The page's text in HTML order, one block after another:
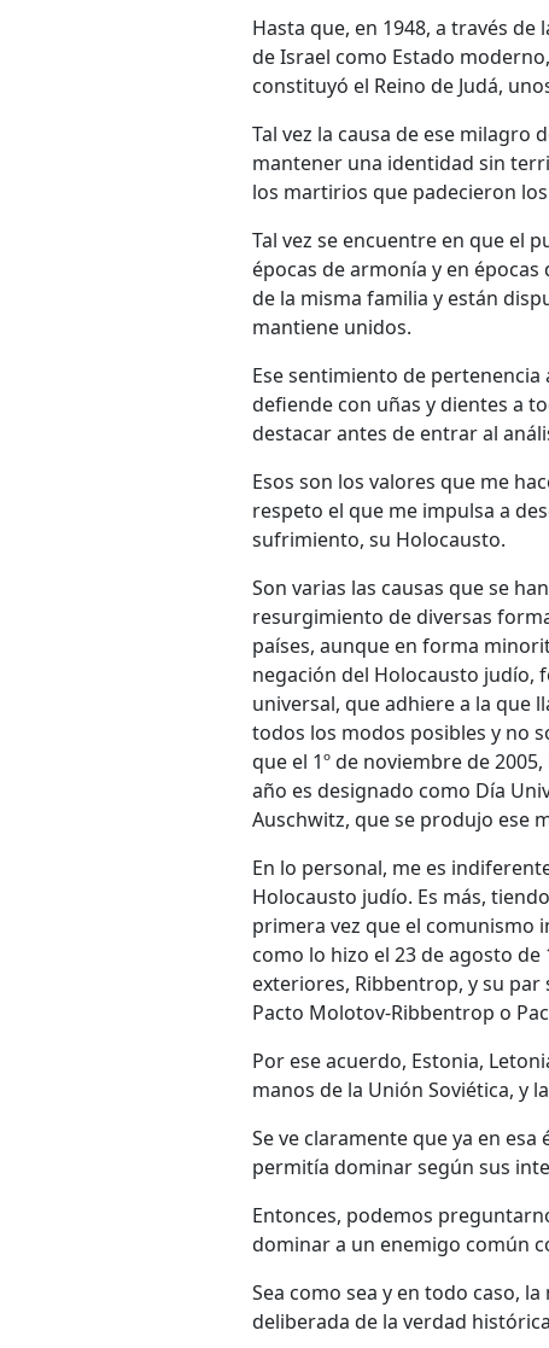
Hasta que, en 1948, a través
de Israel como Estado
constituyó el Reino de Judá,
Tal vez la causa de ese milagro
mantener una identidad sin
los martirios que padecieron
Tal vez se encuentre en que el
épocas de armonía y en
de la misma familia y están
mantiene unidos.
Ese sentimiento de
defiende con uñas y dientes a
destacar antes de entrar al
Esos son los valores que me
respeto el que me impulsa a
sufrimiento, su Holocausto.
Son varias las causas que se
resurgimiento de diversas
países, aunque en forma
negación del Holocausto judío,
universal, que adhiere a la que
todos los modos posibles y no
que el 1º de noviembre de
año es designado como Día
Auschwitz, que se produjo ese
En lo personal, me es
Holocausto judío. Es más,
primera vez que el comunismo
como lo hizo el 23 de agosto
exteriores, Ribbentrop, y su
Pacto Molotov-Ribbentrop o
Por ese acuerdo, Estonia,
manos de la Unión Soviética, y
Se ve claramente que ya en
permitía dominar según sus
Entonces, podemos
dominar a un enemigo común
Sea como sea y en todo caso,
deliberada de la verdad